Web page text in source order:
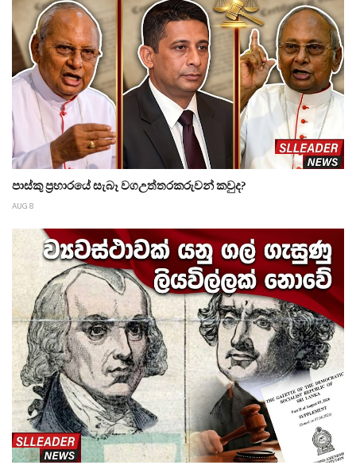
පාස්කු ප්‍රහාරයේ සැබෑ වගඋත්තරකරුවන් කවුද?
AUG 8